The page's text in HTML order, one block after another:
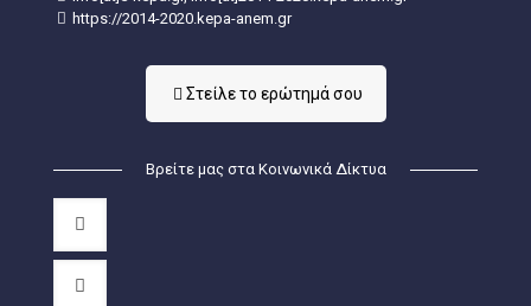
https://2014-2020.kepa-anem.gr
Στείλε τo ερώτημά σου
Βρείτε μας στα Κοινωνικά Δίκτυα